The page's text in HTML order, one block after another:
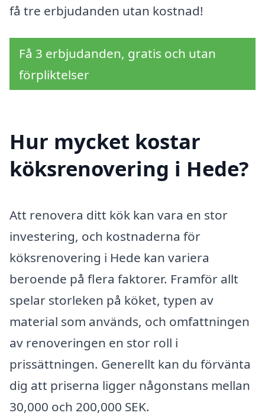
få tre erbjudanden utan kostnad!
Få 3 erbjudanden, gratis och utan
förpliktelser
Hur mycket kostar
köksrenovering i Hede?
Att renovera ditt kök kan vara en stor
investering, och kostnaderna för
köksrenovering i Hede kan variera
beroende på flera faktorer. Framför allt
spelar storleken på köket, typen av
material som används, och omfattningen
av renoveringen en stor roll i
prissättningen. Generellt kan du förvänta
dig att priserna ligger någonstans mellan
30,000 och 200,000 SEK.